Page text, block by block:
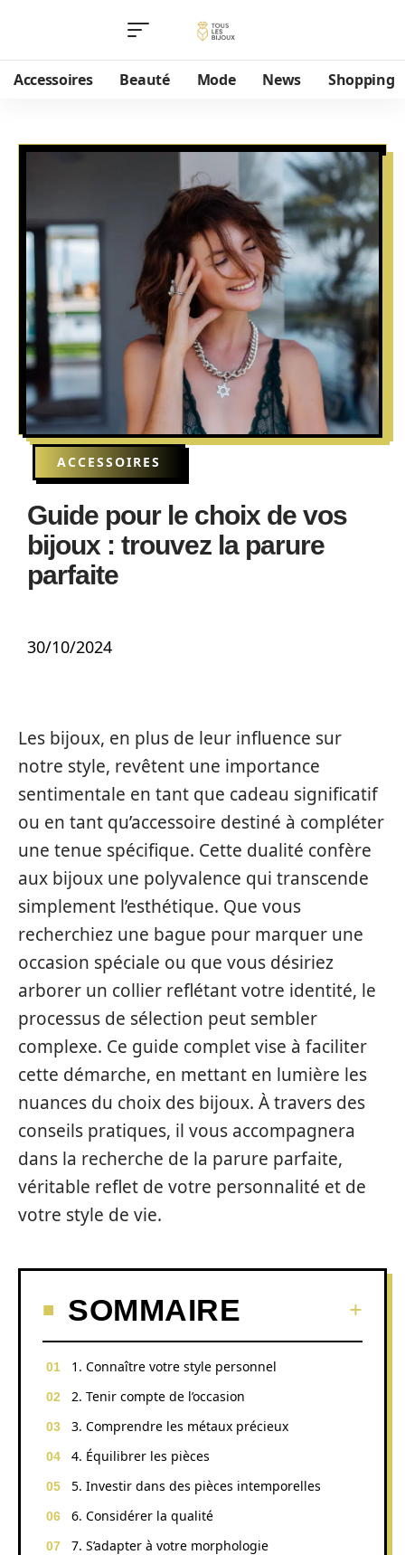
Accessoires Beauté Mode News Shopping
ACCESSOIRES
Guide pour le choix de vos
bijoux : trouvez la parure
parfaite
30/10/2024
Les bijoux, en plus de leur influence sur
notre style, revêtent une importance
sentimentale en tant que cadeau significatif
ou en tant qu’accessoire destiné à compléter
une tenue spécifique. Cette dualité confère
aux bijoux une polyvalence qui transcende
simplement l’esthétique. Que vous
recherchiez une bague pour marquer une
occasion spéciale ou que vous désiriez
arborer un collier reflétant votre identité, le
processus de sélection peut sembler
complexe. Ce guide complet vise à faciliter
cette démarche, en mettant en lumière les
nuances du choix des bijoux. À travers des
conseils pratiques, il vous accompagnera
dans la recherche de la parure parfaite,
véritable reflet de votre personnalité et de
votre style de vie.
SOMMAIRE
1. Connaître votre style personnel
2. Tenir compte de l’occasion
3. Comprendre les métaux précieux
4. Équilibrer les pièces
5. Investir dans des pièces intemporelles
6. Considérer la qualité
7. S’adapter à votre morphologie